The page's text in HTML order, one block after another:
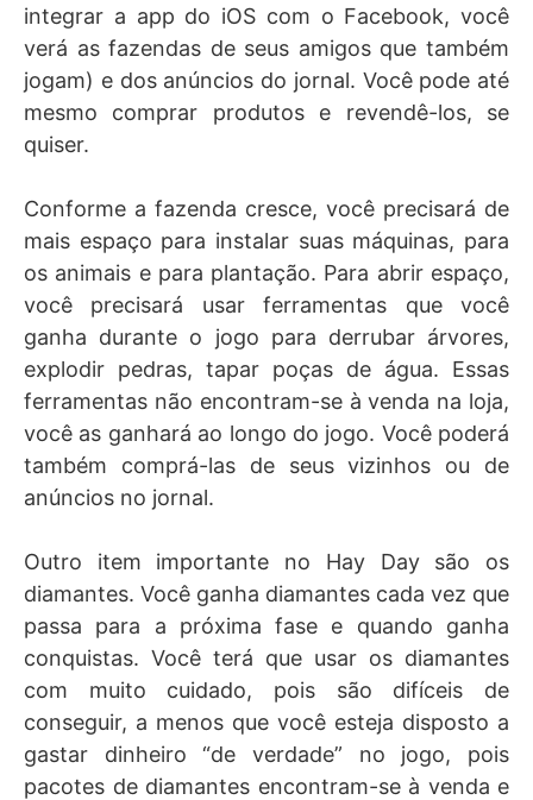
integrar a app do iOS com o Facebook, você
verá as fazendas de seus amigos que também
jogam) e dos anúncios do jornal. Você pode até
mesmo comprar produtos e revendê-los, se
quiser.
Conforme a fazenda cresce, você precisará de
mais espaço para instalar suas máquinas, para
os animais e para plantação. Para abrir espaço,
você precisará usar ferramentas que você
ganha durante o jogo para derrubar árvores,
explodir pedras, tapar poças de água. Essas
ferramentas não encontram-se à venda na loja,
você as ganhará ao longo do jogo. Você poderá
também comprá-las de seus vizinhos ou de
anúncios no jornal.
Outro item importante no Hay Day são os
diamantes. Você ganha diamantes cada vez que
passa para a próxima fase e quando ganha
conquistas. Você terá que usar os diamantes
com muito cuidado, pois são difíceis de
conseguir, a menos que você esteja disposto a
gastar dinheiro “de verdade” no jogo, pois
pacotes de diamantes encontram-se à venda e